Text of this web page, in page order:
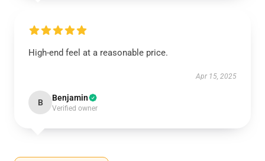
High-end feel at a reasonable price.
Apr 15, 2025
B Benjamin
Verified owner